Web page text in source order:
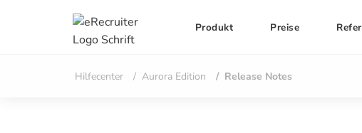
Produkt Preise
Hilfecenter Aurora Edition Release Notes